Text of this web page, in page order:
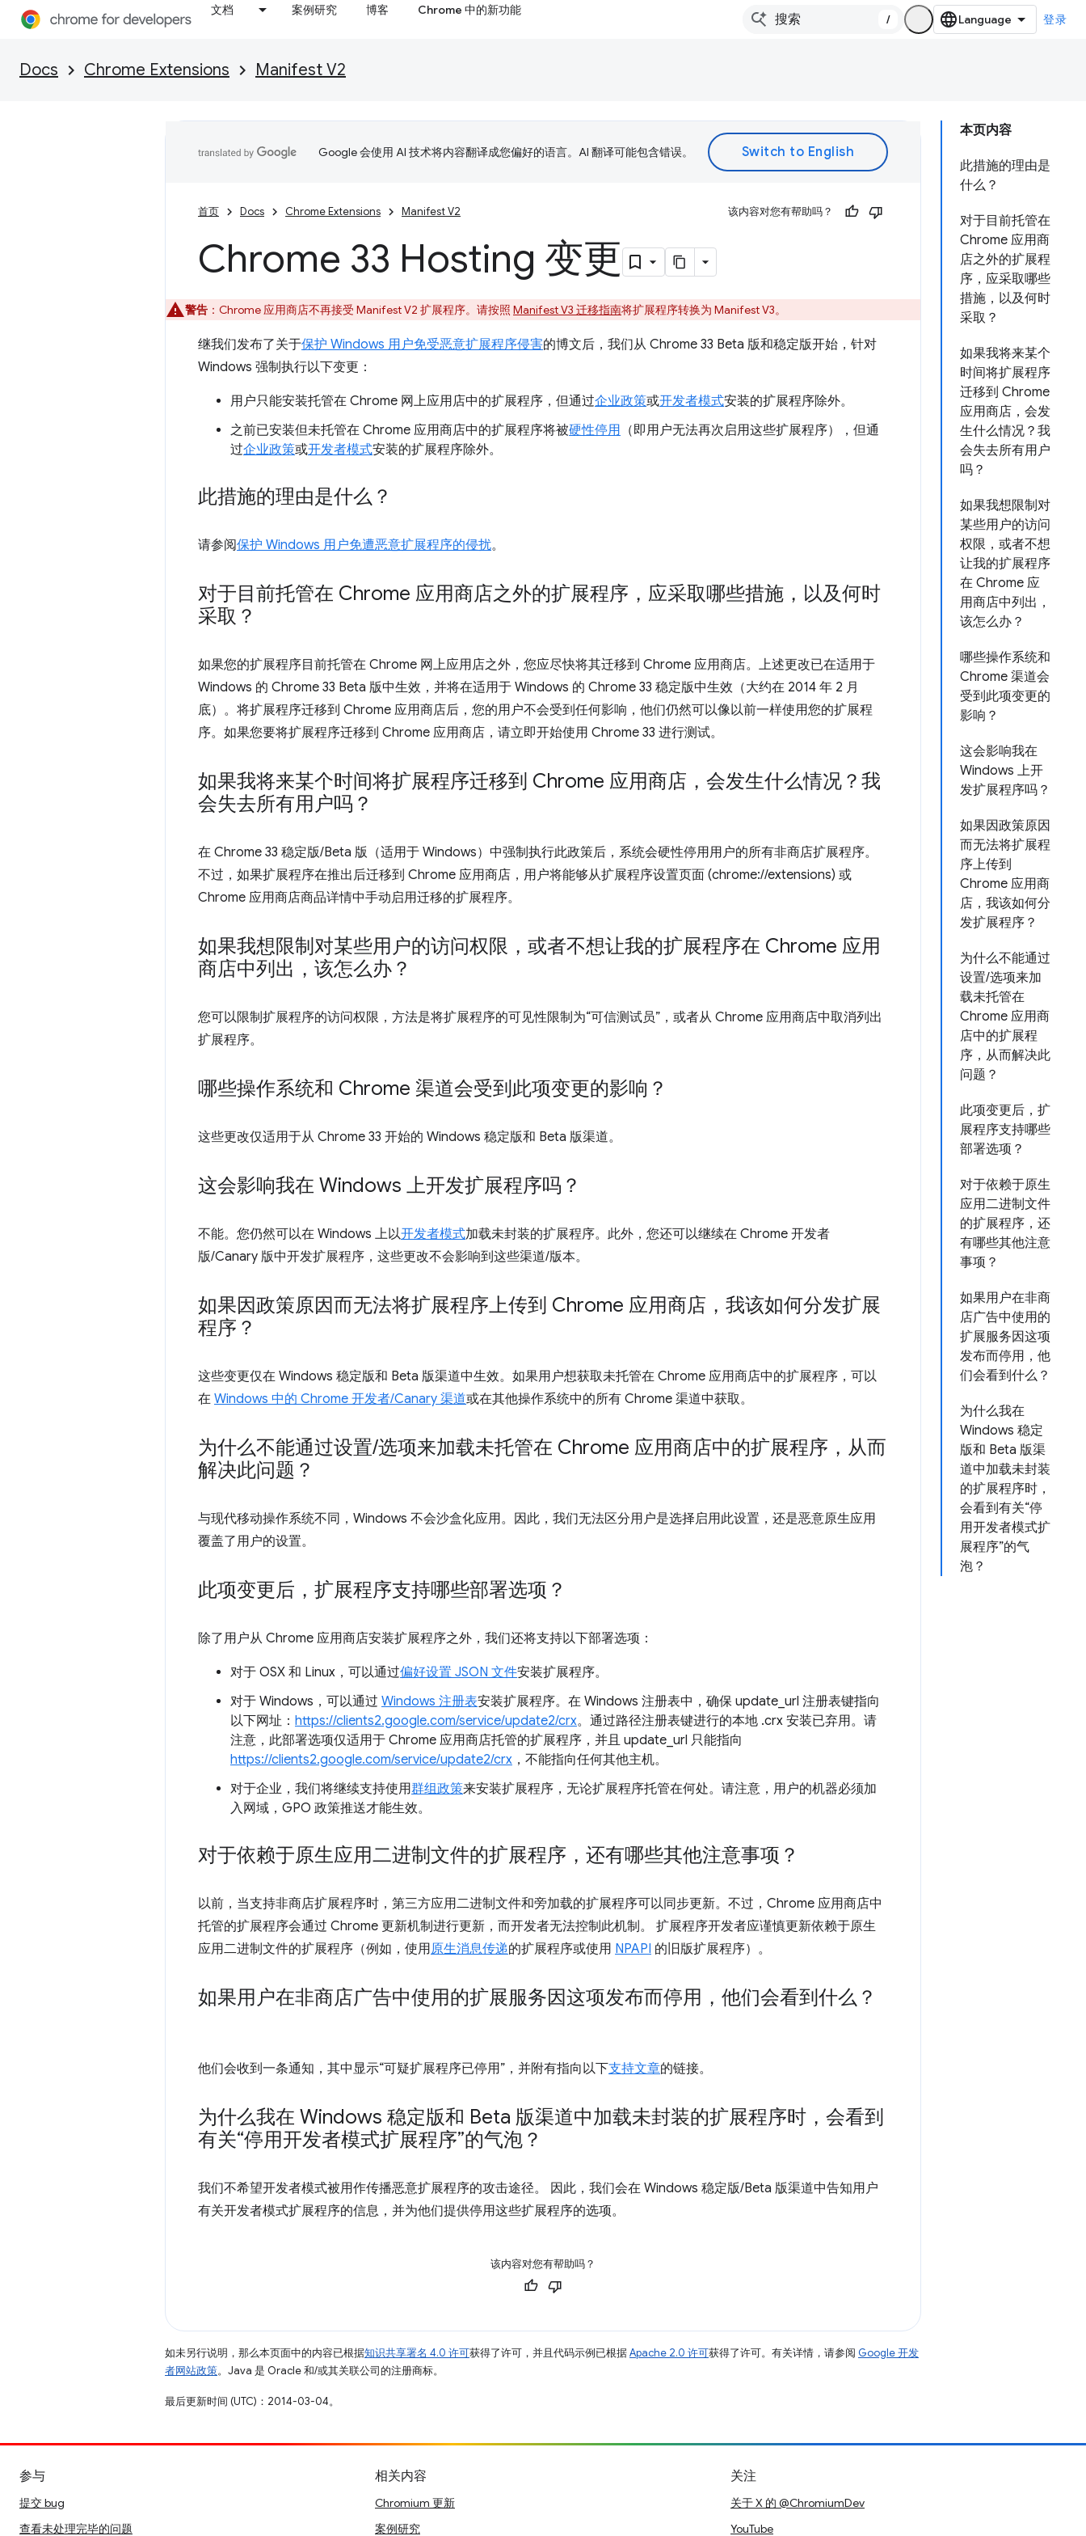
文档 案例研究 博客 Chrome 中的新功能
/ 登录
Docs Chrome Extensions Manifest V2
本页内容
此措施的理由是
什么？
对于目前托管在
Chrome 应用商
店之外的扩展程
序，应采取哪些
措施，以及何时
采取？
如果我将来某个
时间将扩展程序
迁移到 Chrome
应用商店，会发
生什么情况？我
会失去所有用户
吗？
如果我想限制对
某些用户的访问
权限，或者不想
让我的扩展程序
在 Chrome 应
用商店中列出，
该怎么办？
哪些操作系统和
Chrome 渠道会
受到此项变更的
影响？
这会影响我在
Windows 上开
发扩展程序吗？
如果因政策原因
而无法将扩展程
序上传到
Chrome 应用商
店，我该如何分
发扩展程序？
为什么不能通过
设置/选项来加
载未托管在
Chrome 应用商
店中的扩展程
序，从而解决此
问题？
此项变更后，扩
展程序支持哪些
部署选项？
对于依赖于原生
应用二进制文件
的扩展程序，还
有哪些其他注意
事项？
如果用户在非商
店广告中使用的
扩展服务因这项
发布而停用，他
们会看到什么？
为什么我在
Windows 稳定
版和 Beta 版渠
道中加载未封装
的扩展程序时，
会看到有关“停
用开发者模式扩
展程序”的气
泡？
Google 会使用 AI 技术将内容翻译成您偏好的语言。AI 翻译可能包含错误。
首页 Docs Chrome Extensions Manifest V2 该内容对您有帮助吗？
Chrome 33 Hosting 变更
警告 ：Chrome 应用商店不再接受 Manifest V2 扩展程序。请按照 Manifest V3 迁移指南将扩展程序转换为 Manifest V3。
继我们发布了关于保护 Windows 用户免受恶意扩展程序侵害的博文后，我们从 Chrome 33 Beta 版和稳定版开始，针对
Windows 强制执行以下变更：
用户只能安装托管在 Chrome 网上应用店中的扩展程序，但通过企业政策或开发者模式安装的扩展程序除外。
之前已安装但未托管在 Chrome 应用商店中的扩展程序将被硬性停用 （即用户无法再次启用这些扩展程序），但通
过企业政策或开发者模式安装的扩展程序除外。
此措施的理由是什么？
请参阅保护 Windows 用户免遭恶意扩展程序的侵扰。
对于目前托管在 Chrome 应用商店之外的扩展程序，应采取哪些措施，以及何时
采取？
如果您的扩展程序目前托管在 Chrome 网上应用店之外，您应尽快将其迁移到 Chrome 应用商店。上述更改已在适用于
Windows 的 Chrome 33 Beta 版中生效，并将在适用于 Windows 的 Chrome 33 稳定版中生效（大约在 2014 年 2 月
底）。将扩展程序迁移到 Chrome 应用商店后，您的用户不会受到任何影响，他们仍然可以像以前一样使用您的扩展程
序。如果您要将扩展程序迁移到 Chrome 应用商店，请立即开始使用 Chrome 33 进行测试。
如果我将来某个时间将扩展程序迁移到 Chrome 应用商店，会发生什么情况？我
会失去所有用户吗？
在 Chrome 33 稳定版/Beta 版（适用于 Windows）中强制执行此政策后，系统会硬性停用用户的所有非商店扩展程序。
不过，如果扩展程序在推出后迁移到 Chrome 应用商店，用户将能够从扩展程序设置页面 (chrome://extensions) 或
Chrome 应用商店商品详情中手动启用迁移的扩展程序。
如果我想限制对某些用户的访问权限，或者不想让我的扩展程序在 Chrome 应用
商店中列出，该怎么办？
您可以限制扩展程序的访问权限，方法是将扩展程序的可见性限制为“可信测试员”，或者从 Chrome 应用商店中取消列出
扩展程序。
哪些操作系统和 Chrome 渠道会受到此项变更的影响？
这些更改仅适用于从 Chrome 33 开始的 Windows 稳定版和 Beta 版渠道。
这会影响我在 Windows 上开发扩展程序吗？
不能。您仍然可以在 Windows 上以开发者模式加载未封装的扩展程序。此外，您还可以继续在 Chrome 开发者
版/Canary 版中开发扩展程序，这些更改不会影响到这些渠道/版本。
如果因政策原因而无法将扩展程序上传到 Chrome 应用商店，我该如何分发扩展
程序？
这些变更仅在 Windows 稳定版和 Beta 版渠道中生效。如果用户想获取未托管在 Chrome 应用商店中的扩展程序，可以
在 Windows 中的 Chrome 开发者/Canary 渠道或在其他操作系统中的所有 Chrome 渠道中获取。
为什么不能通过设置/选项来加载未托管在 Chrome 应用商店中的扩展程序，从而
解决此问题？
与现代移动操作系统不同，Windows 不会沙盒化应用。因此，我们无法区分用户是选择启用此设置，还是恶意原生应用
覆盖了用户的设置。
此项变更后，扩展程序支持哪些部署选项？
除了用户从 Chrome 应用商店安装扩展程序之外，我们还将支持以下部署选项：
对于 OSX 和 Linux，可以通过偏好设置 JSON 文件安装扩展程序。
对于 Windows，可以通过 Windows 注册表安装扩展程序。在 Windows 注册表中，确保 update_url 注册表键指向
以下网址： https://clients2.google.com/service/update2/crx。通过路径注册表键进行的本地 .crx 安装已弃用。请
注意，此部署选项仅适用于 Chrome 应用商店托管的扩展程序，并且 update_url 只能指向
https://clients2.google.com/service/update2/crx ，不能指向任何其他主机。
对于企业，我们将继续支持使用群组政策来安装扩展程序，无论扩展程序托管在何处。请注意，用户的机器必须加
入网域，GPO 政策推送才能生效。
对于依赖于原生应用二进制文件的扩展程序，还有哪些其他注意事项？
以前，当支持非商店扩展程序时，第三方应用二进制文件和旁加载的扩展程序可以同步更新。不过，Chrome 应用商店中
托管的扩展程序会通过 Chrome 更新机制进行更新，而开发者无法控制此机制。 扩展程序开发者应谨慎更新依赖于原生
应用二进制文件的扩展程序（例如，使用原生消息传递的扩展程序或使用 NPAPI 的旧版扩展程序）。
如果用户在非商店广告中使用的扩展服务因这项发布而停用，他们会看到什么？
他们会收到一条通知，其中显示“可疑扩展程序已停用”，并附有指向以下支持文章的链接。
为什么我在 Windows 稳定版和 Beta 版渠道中加载未封装的扩展程序时，会看到
有关“停用开发者模式扩展程序”的气泡？
我们不希望开发者模式被用作传播恶意扩展程序的攻击途径。 因此，我们会在 Windows 稳定版/Beta 版渠道中告知用户
有关开发者模式扩展程序的信息，并为他们提供停用这些扩展程序的选项。
该内容对您有帮助吗？
如未另行说明，那么本页面中的内容已根据知识共享署名 4.0 许可获得了许可，并且代码示例已根据Apache 2.0 许可获得了许可。有关详情，请参阅 Google 开发
者网站政策。Java 是 Oracle 和/或其关联公司的注册商标。
最后更新时间 (UTC)：2014-03-04。
参与
提交 bug
查看未处理完毕的问题
相关内容
Chromium 更新
案例研究
关注
关于 X 的 @ChromiumDev
YouTube